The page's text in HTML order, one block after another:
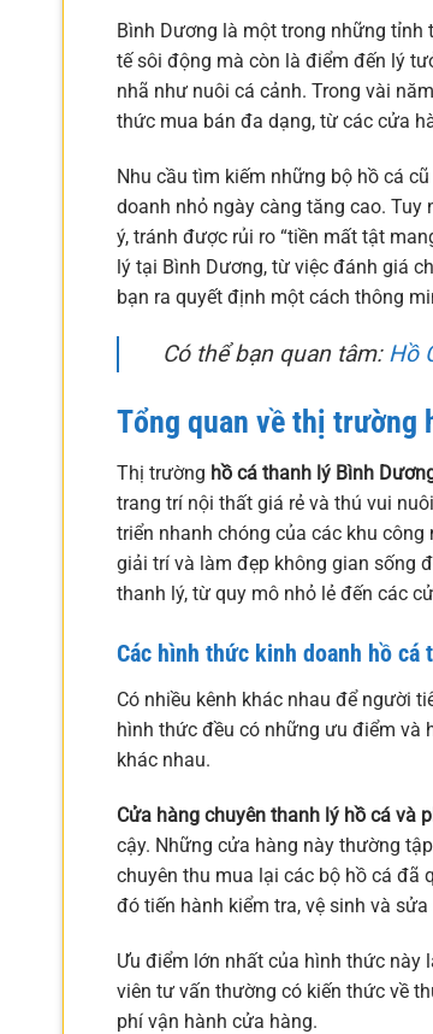
Bình Dương là một trong những tỉnh
tế sôi động mà còn là điểm đến lý
nhã như nuôi cá cảnh. Trong vài
thức mua bán đa dạng, từ các cửa
Nhu cầu tìm kiếm những bộ hồ cá
doanh nhỏ ngày càng tăng cao.
ý, tránh được rủi ro “tiền mất tật
lý tại Bình Dương, từ việc đánh giá
bạn ra quyết định một cách thông
Có thể bạn quan tâm: Hồ
Tổng quan về thị trường
Thị trường hồ cá thanh lý Bình
trang trí nội thất giá rẻ và thú vui
triển nhanh chóng của các khu
giải trí và làm đẹp không gian sống
thanh lý, từ quy mô nhỏ lẻ đến các
Các hình thức kinh doanh hồ cá
Có nhiều kênh khác nhau để người
hình thức đều có những ưu điểm và
khác nhau.
Cửa hàng chuyên thanh lý hồ cá và
cậy. Những cửa hàng này thường
chuyên thu mua lại các bộ hồ cá đã
đó tiến hành kiểm tra, vệ sinh và
Ưu điểm lớn nhất của hình thức này
viên tư vấn thường có kiến thức về
phí vận hành cửa hàng.